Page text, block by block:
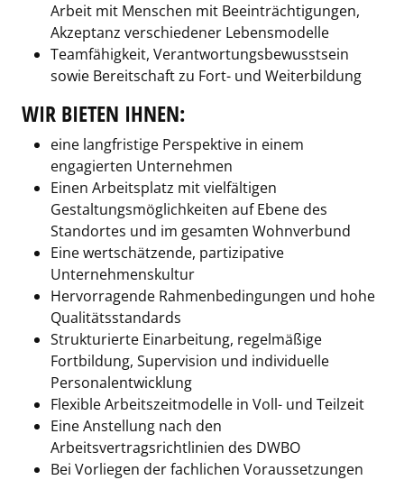
Arbeit mit Menschen mit Beeinträchtigungen,
Akzeptanz verschiedener Lebensmodelle
Teamfähigkeit, Verantwortungsbewusstsein
sowie Bereitschaft zu Fort- und Weiterbildung
WIR BIETEN IHNEN:
eine langfristige Perspektive in einem
engagierten Unternehmen
Einen Arbeitsplatz mit vielfältigen
Gestaltungsmöglichkeiten auf Ebene des
Standortes und im gesamten Wohnverbund
Eine wertschätzende, partizipative
Unternehmenskultur
Hervorragende Rahmenbedingungen und hohe
Qualitätsstandards
Strukturierte Einarbeitung, regelmäßige
Fortbildung, Supervision und individuelle
Personalentwicklung
Flexible Arbeitszeitmodelle in Voll- und Teilzeit
Eine Anstellung nach den
Arbeitsvertragsrichtlinien des DWBO
Bei Vorliegen der fachlichen Voraussetzungen